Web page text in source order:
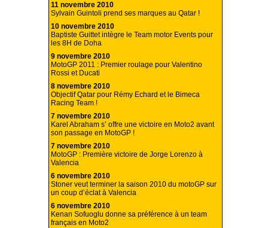
11 novembre 2010
Sylvain Guintoli prend ses marques au Qatar !
10 novembre 2010
Baptiste Guittet intègre le Team motor Events pour
les 8H de Doha
9 novembre 2010
MotoGP 2011 : Premier roulage pour Valentino
Rossi et Ducati
8 novembre 2010
Objectif Qatar pour Rémy Echard et le Bimeca
Racing Team !
7 novembre 2010
Karel Abraham s’ offre une victoire en Moto2 avant
son passage en MotoGP !
7 novembre 2010
MotoGP : Première victoire de Jorge Lorenzo à
Valencia
6 novembre 2010
Stoner veut terminer la saison 2010 du motoGP sur
un coup d’éclat à Valencia
6 novembre 2010
Kenan Sofuoglu donne sa préférence à un team
français en Moto2